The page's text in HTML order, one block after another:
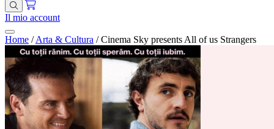
Il mio account
Home / Arta & Cultura / Cinema Sky presents All of us Strangers